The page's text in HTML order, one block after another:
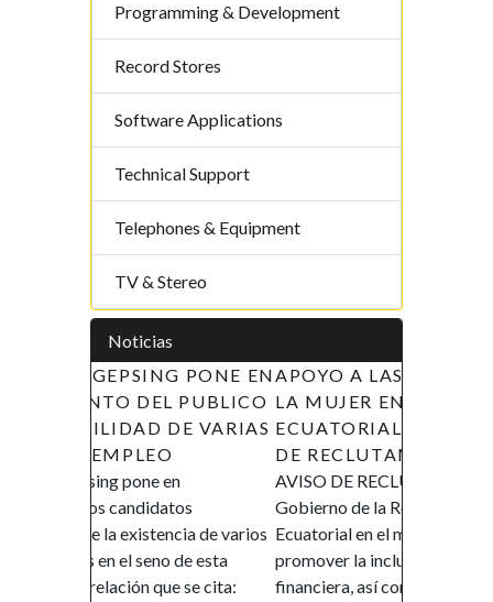
Programming & Development
Record Stores
Software Applications
Technical Support
Telephones & Equipment
TV & Stereo
Noticias
APOYO A LAS INICIATIVAS DE
LA MUJER EN GUINEA
ECUATORIAL (AIMUGE) - AVISO
DE RECLUTAMIENTO
AVISO DE RECLUTAMIENTO El
Gobierno de la República de Guinea
Ecuatorial en el marco de su política de
promover la inclusión y la autonomía
financiera, así como el empoderamiento